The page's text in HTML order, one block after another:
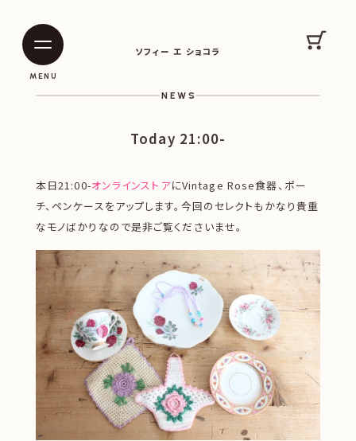
ソフィー エ ショコラ
MENU
カー
NEWS
Today 21:00-
本日21:00-オンラインストアにVintage Rose食器、ポー
チ、ペンケースをアップします。今回のセレクトもかなり貴重
なモノばかりなので是非ご覧くださいませ。